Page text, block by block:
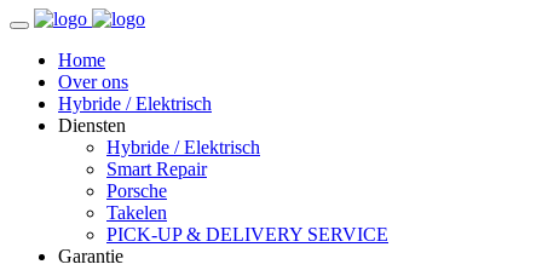
Home
Over ons
Hybride / Elektrisch
Diensten
Hybride / Elektrisch
Smart Repair
Porsche
Takelen
PICK-UP & DELIVERY SERVICE
Garantie